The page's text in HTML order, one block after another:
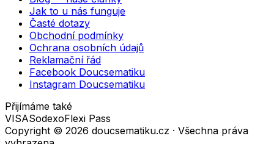
Jak to u nás funguje
Časté dotazy
Obchodní podmínky
Ochrana osobních údajů
Reklamační řád
Facebook Doucsematiku
Instagram Doucsematiku
Přijímáme také
VISASodexoFlexi Pass
Copyright © 2026 doucsematiku.cz · Všechna práva